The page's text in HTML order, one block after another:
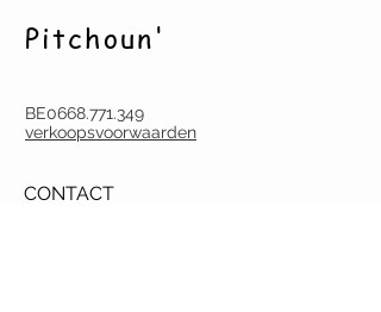
Pitchoun'
BE0668.771.349
verkoopsvoorwaarden
CONTACT